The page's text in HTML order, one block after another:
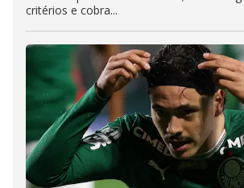
critérios e cobra...